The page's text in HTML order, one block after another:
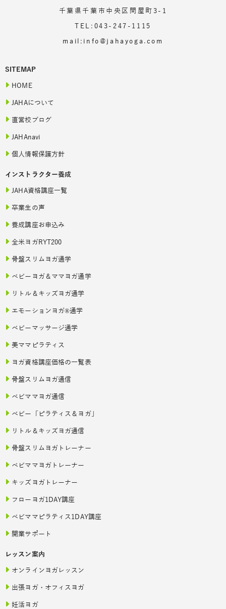
千葉県千葉市中央区問屋町3-1
TEL:043-247-1115
mail:info@jahayoga.com
SITEMAP
HOME
JAHAについて
直営校ブログ
JAHAnavi
個人情報保護方針
インストラクター養成
JAHA資格講座一覧
卒業生の声
養成講座お申込み
全米ヨガRYT200
骨盤スリムヨガ通学
ベビーヨガ＆ママヨガ通学
リトル＆キッズヨガ通学
エモーションヨガ®通学
ベビーマッサージ通学
美ママピラティス
ヨガ資格講座価格の一覧表
骨盤スリムヨガ通信
ベビママヨガ通信
ベビー「ピラティス＆ヨガ」
リトル＆キッズヨガ通信
骨盤スリムヨガトレーナー
ベビママヨガトレーナー
キッズヨガトレーナー
フローヨガ1DAY講座
ベビママピラティス1DAY講座
開業サポート
レッスン案内
オンラインヨガレッスン
出張ヨガ・オフィスヨガ
妊活ヨガ